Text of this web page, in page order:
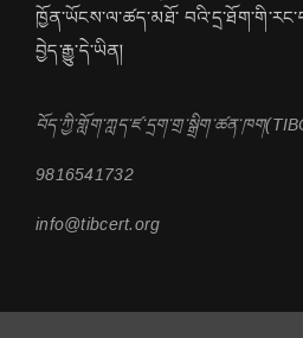
ཁྱོན་ཡོངས་ལ་ཚད་མཐོ་
བྱེད་རྒྱུ་དེ་ཡིན།
9816541732
info@tibcert.org